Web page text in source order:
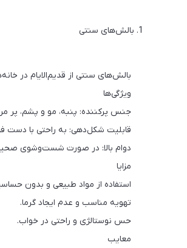
1. بالش‌های سنتی
بالش‌های سنتی از قدیم‌الایام در
ویژگی‌ها
جنس پرکننده: پنبه، مو و پشم، پر
قابلیت شکل‌دهی: به راحتی با دست
دوام بالا: در صورت شست‌وشوی
مزایا
استفاده از مواد طبیعی و بدون
تهویه مناسب و عدم ایجاد گرما.
حس نوستالژی و راحتی در خواب.
معایب